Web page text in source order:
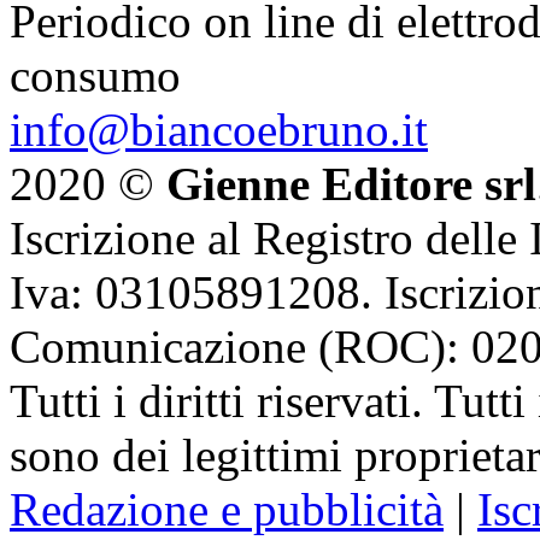
Periodico on line di
consumo
info@biancoebruno.it
2020 © Gienne Editore srl
Iscrizione al Registro delle
Iva: 03105891208.
Comunicazione (ROC):
Tutti i diritti riservati. Tutti
sono dei legittimi
Redazione e pubblicità |